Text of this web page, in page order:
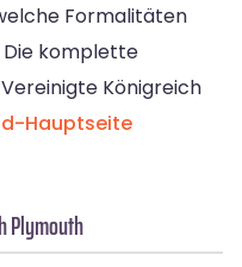
Formalitäten
Die komplette
Königreich
Hauptseite
Plymouth